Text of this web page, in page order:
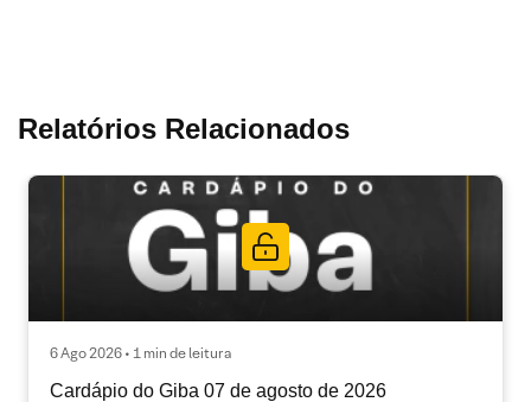
Relatórios Relacionados
6 Ago 2026 • 1 min de leitura
Cardápio do Giba 07 de agosto de 2026